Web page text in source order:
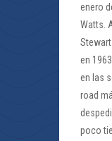
enero
Watts.
en
en las
road
poco